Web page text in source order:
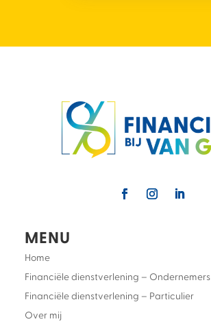
MENU
Home
Financiële dienstverlening – Ondernemers
Financiële dienstverlening – Particulier
Over mij